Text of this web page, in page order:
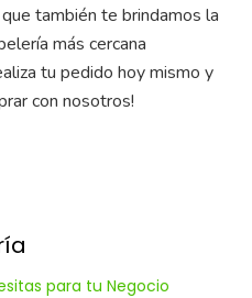
también te brindamos la
más cercana
tu pedido hoy mismo y
con nosotros!
para tu Negocio